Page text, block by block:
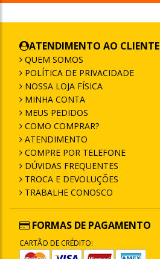
ATENDIMENTO AO CLIENTE
QUEM SOMOS
POLÍTICA DE PRIVACIDADE
NOSSA LOJA FÍSICA
MINHA CONTA
MEUS PEDIDOS
COMO COMPRAR?
ATENDIMENTO
COMPRE POR TELEFONE
DÚVIDAS FREQUENTES
TROCA E DEVOLUÇÕES
TRABALHE CONOSCO
FORMAS DE PAGAMENTO
CARTÃO DE CRÉDITO: